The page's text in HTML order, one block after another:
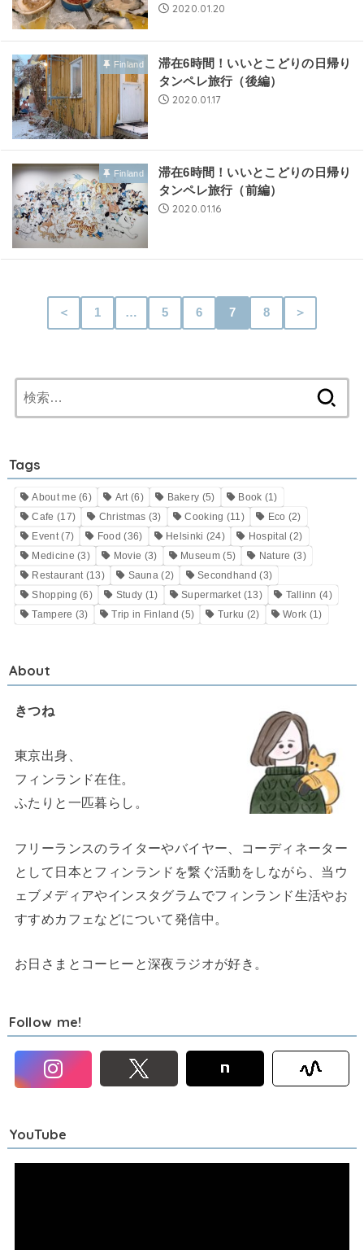
2020.01.20
Finland
滞在6時間！いいとこどりの日帰り
タンペレ旅行（後編）
2020.01.17
Finland
滞在6時間！いいとこどりの日帰り
タンペレ旅行（前編）
2020.01.16
＜ 1 … 5 6 7 8 ＞
索:
Tags
About me (6) Art(6) Bakery (5) Book (1)
Cafe (17) Christmas (3) Cooking (11) Eco (2)
Event(7) Food (36) Helsinki (24) Hospital (2)
Medicine (3) Movie (3) Museum(5) Nature (3)
Restaurant(13) Sauna (2) Secondhand (3)
Shopping (6) Study (1) Supermarket(13) Tallinn (4)
Tampere (3) Trip in Finland (5) Turku (2) Work (1)
About
きつね
東京出身、
フィンランド在住。
ふたりと一匹暮らし。
フリーランスのライターやバイヤー、コーディネーター
として日本とフィンランドを繋ぐ活動をしながら、当ウ
ェブメディアやインスタグラムでフィンランド生活やお
すすめカフェなどについて発信中。
お日さまとコーヒーと深夜ラジオが好き。
Follow me!
YouTube